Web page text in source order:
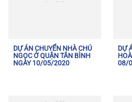
DỰ ÁN CHUYỂN NHÀ CHÚ
NGỌC Ở QUẬN TÂN BÌNH
NGÀY 10/05/2020
DỰ
08/